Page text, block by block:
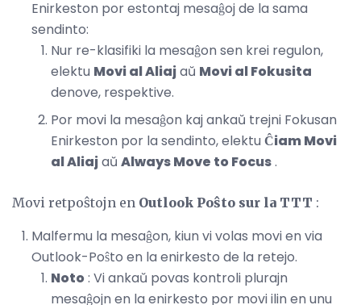
Enirkeston por estontaj mesaĝoj de la sama
sendinto:
Nur re-klasifiki la mesaĝon sen krei regulon,
elektu Movi al Aliajaŭ Movi al Fokusita
denove, respektive.
Por movi la mesaĝon kaj ankaŭ trejni Fokusan
Enirkeston por la sendinto, elektu Ĉiam Movi
al Aliajaŭ Always Move to Focus.
Movi retpoŝtojn en Outlook Poŝto sur la TTT :
Malfermu la mesaĝon, kiun vi volas movi en via
Outlook-Poŝto en la enirkesto de la retejo.
Noto: Vi ankaŭ povas kontroli plurajn
mesaĝojn en la enirkesto por movi ilin en unu